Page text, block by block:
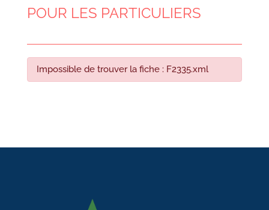
POUR LES PARTICULIERS
Impossible de trouver la fiche : F2335.xml